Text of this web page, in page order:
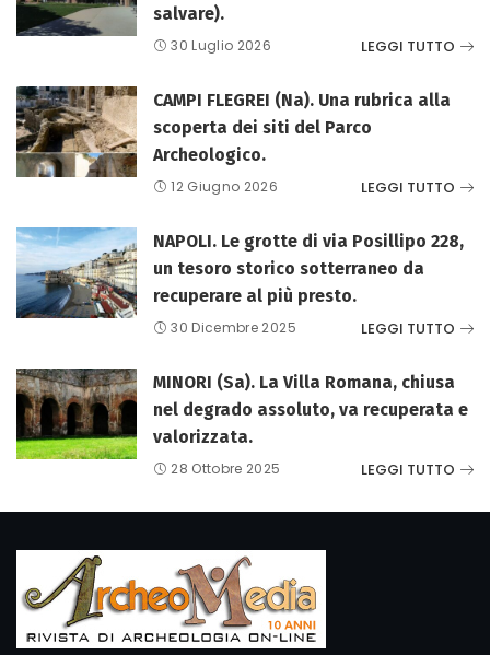
salvare).
30 Luglio 2026 LEGGI TUTTO
CAMPI FLEGREI (Na). Una rubrica alla
scoperta dei siti del Parco
Archeologico.
12 Giugno 2026 LEGGI TUTTO
NAPOLI. Le grotte di via Posillipo 228,
un tesoro storico sotterraneo da
recuperare al più presto.
30 Dicembre 2025 LEGGI TUTTO
MINORI (Sa). La Villa Romana, chiusa
nel degrado assoluto, va recuperata e
valorizzata.
28 Ottobre 2025 LEGGI TUTTO